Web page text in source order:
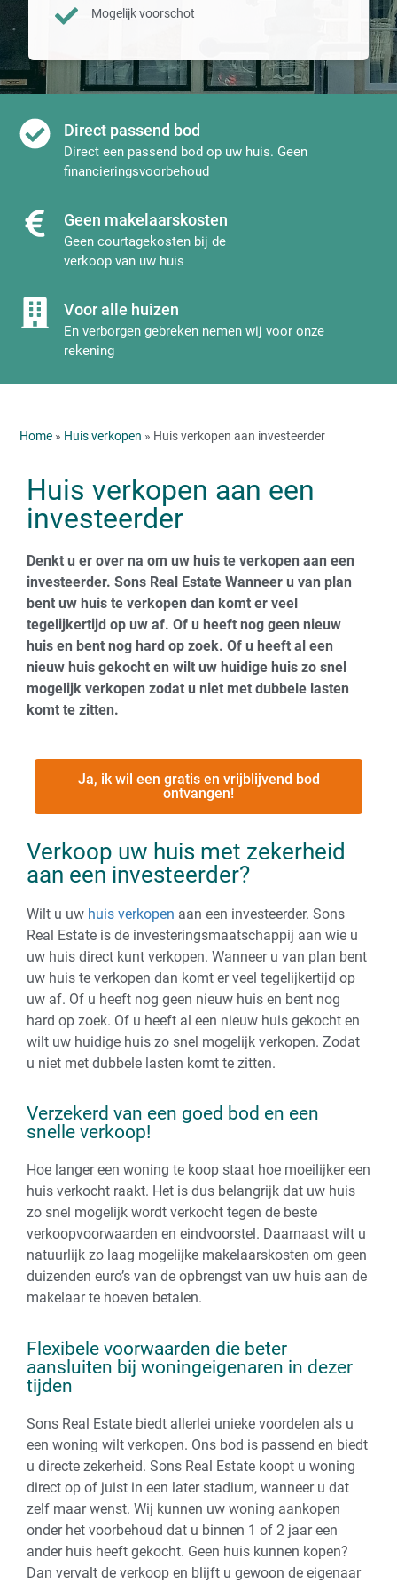
Mogelijk voorschot
Direct passend bod
Direct een passend bod op uw huis. Geen
financieringsvoorbehoud
Geen makelaarskosten
Geen courtagekosten bij de
verkoop van uw huis
Voor alle huizen
En verborgen gebreken nemen wij voor onze
rekening
Home » Huis verkopen » Huis verkopen aan investeerder
Huis verkopen aan een
investeerder
Denkt u er over na om uw huis te verkopen aan een
investeerder. Sons Real Estate Wanneer u van plan
bent uw huis te verkopen dan komt er veel
tegelijkertijd op uw af. Of u heeft nog geen nieuw
huis en bent nog hard op zoek. Of u heeft al een
nieuw huis gekocht en wilt uw huidige huis zo snel
mogelijk verkopen zodat u niet met dubbele lasten
komt te zitten.
Ja, ik wil een gratis en vrijblijvend bod
ontvangen!
Verkoop uw huis met zekerheid
aan een investeerder?
Wilt u uw huis verkopen aan een investeerder. Sons
Real Estate is de investeringsmaatschappij aan wie u
uw huis direct kunt verkopen. Wanneer u van plan bent
uw huis te verkopen dan komt er veel tegelijkertijd op
uw af. Of u heeft nog geen nieuw huis en bent nog
hard op zoek. Of u heeft al een nieuw huis gekocht en
wilt uw huidige huis zo snel mogelijk verkopen. Zodat
u niet met dubbele lasten komt te zitten.
Verzekerd van een goed bod en een
snelle verkoop!
Hoe langer een woning te koop staat hoe moeilijker een
huis verkocht raakt. Het is dus belangrijk dat uw huis
zo snel mogelijk wordt verkocht tegen de beste
verkoopvoorwaarden en eindvoorstel. Daarnaast wilt u
natuurlijk zo laag mogelijke makelaarskosten om geen
duizenden euro’s van de opbrengst van uw huis aan de
makelaar te hoeven betalen.
Flexibele voorwaarden die beter
aansluiten bij woningeigenaren in dezer
tijden
Sons Real Estate biedt allerlei unieke voordelen als u
een woning wilt verkopen. Ons bod is passend en biedt
u directe zekerheid. Sons Real Estate koopt u woning
direct op of juist in een later stadium, wanneer u dat
zelf maar wenst. Wij kunnen uw woning aankopen
onder het voorbehoud dat u binnen 1 of 2 jaar een
ander huis heeft gekocht. Geen huis kunnen kopen?
Dan vervalt de verkoop en blijft u gewoon de eigenaar